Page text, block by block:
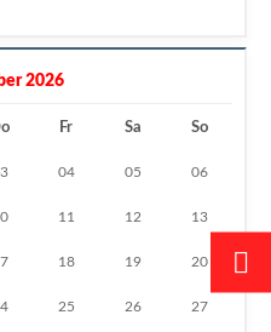
2026
Fr Sa So
04 05 06
11 12 13
18 19 20
25 26 27